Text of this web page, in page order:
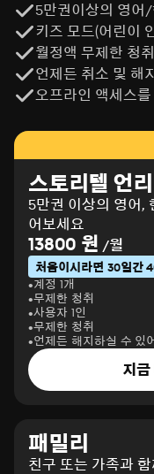
5만권이상의 영어
키즈 모드(어린이
월정액 무제한 청취
언제든 취소 및 해
오프라인 액세스
스토리텔 언
5만권 이상의 영어,
어보세요
13800 원 /월
처음이시라면 30일간
계정 1개
무제한 청취
사용자 1인
무제한 청취
언제든 해지하실 수 있
지금
패밀리
친구 또는 가족과